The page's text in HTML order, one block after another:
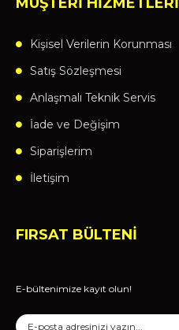
MÜŞTERİ HİZMETLERİ
Kişisel Verilerin Korunması
Satış Sözleşmesi
Anlaşmalı Teknik Servis
İade ve Değişim
Siparişlerim
İletişim
FIRSAT BÜLTENİ
E-bültenimize kayıt olun!